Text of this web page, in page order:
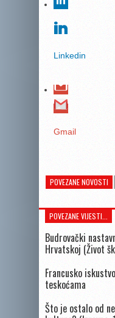
Linkedin
Gmail
POVEZANE NOVOSTI
POVEZANE VIJESTI...
Budrovački
Hrvatskoj (Život
Francusko
teskoćama
Što je ostalo od